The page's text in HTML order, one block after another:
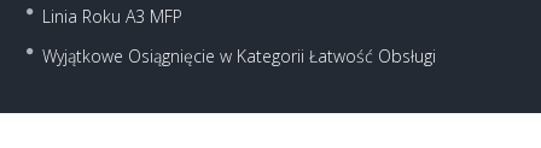
Linia Roku A3 MFP
Wyjątkowe Osiągnięcie w Kategorii Łatwość Obsługi